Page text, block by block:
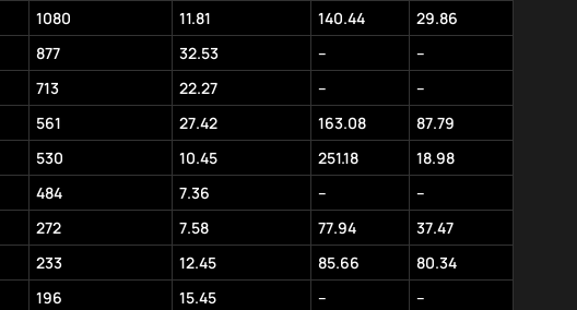
1080 11.81 140.44
29.86
877 32.53 –
–
713 22.27 –
–
561 27.42 163.08
87.79
530 10.45 251.18
18.98
484 7.36 –
–
272 7.58 77.94
37.47
233 12.45 85.66
80.34
196 15.45 –
–